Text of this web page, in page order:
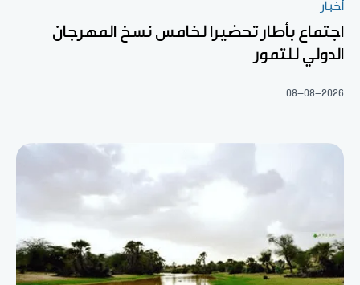
أخبار
اجتماع بأطار تحضيرا لخامس نسخ المهرجان
الدولي للتمور
08-08-2026